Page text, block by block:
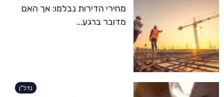
מחירי הדירות נבלמו: אך האם
מדובר ברגע...
נדל"ן